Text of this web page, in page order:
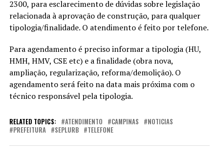
2300, para esclarecimento de dúvidas sobre legislação
relacionada à aprovação de construção, para qualquer
tipologia/finalidade. O atendimento é feito por telefone.
Para agendamento é preciso informar a tipologia (HU,
HMH, HMV, CSE etc) e a finalidade (obra nova,
ampliação, regularização, reforma/demolição). O
agendamento será feito na data mais próxima com o
técnico responsável pela tipologia.
RELATED TOPICS: ATENDIMENTO CAMPINAS
NOTICIAS
PREFEITURA
SEPLURB TELEFONE